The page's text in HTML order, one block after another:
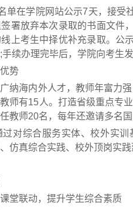
单在学院网站公示7天，接
署放弃本次录取的书面文件
上考生中择优补充录取。公
续办理完毕后，学院向考生发
势
纳海内外人才，教师年富力
师有15人。打造省级重点专
教师20名，每年还邀请多名
对综合服务实体、校外实
仿真综合实践、校外顶岗实践
堂联动，提升学生综合素质